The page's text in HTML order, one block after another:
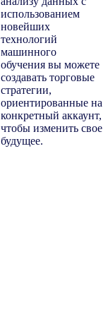
использованием
новейших
технологий
машинного
обучения вы можете
создавать торговые
стратегии,
ориентированные на
конкретный аккаунт,
чтобы изменить свое
будущее.